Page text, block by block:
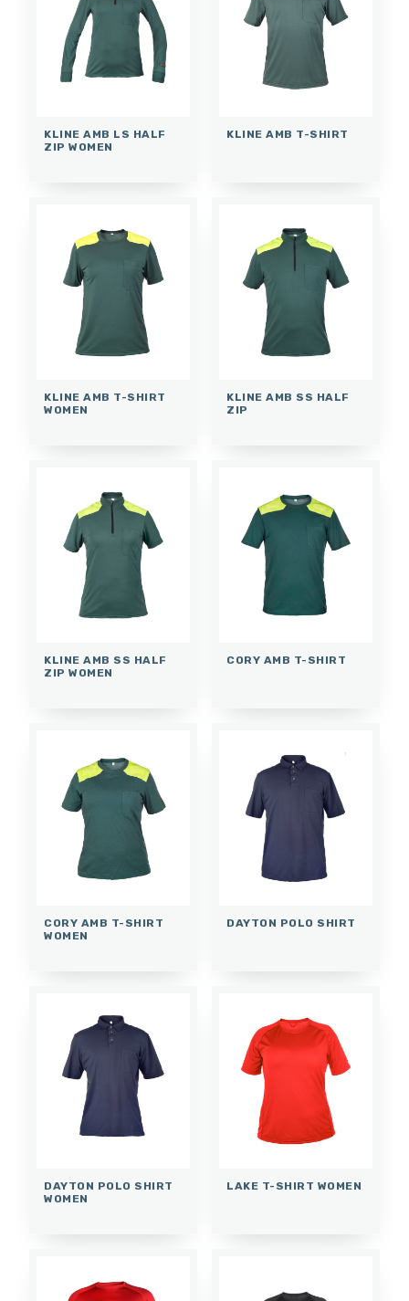
ZUBEHÖR
KLINE AMB LS HALF
ZIP WOMEN
KLINE AMB T-SHIRT
KLINE AMB T-SHIRT
WOMEN
KLINE AMB SS HALF
ZIP
KLINE AMB SS HALF
ZIP WOMEN
CORY AMB T-SHIRT
CORY AMB T-SHIRT
WOMEN
DAYTON POLO SHIRT
DAYTON POLO SHIRT
WOMEN
LAKE T-SHIRT WOMEN